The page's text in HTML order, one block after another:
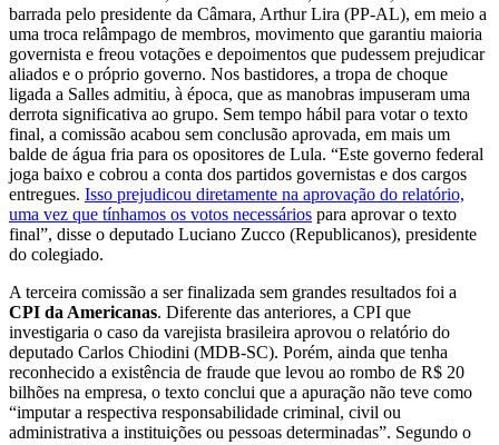
barrada pelo presidente da Câmara, Arthur Lira (PP-AL), em meio a
uma troca relâmpago de membros, movimento que garantiu maioria
governista e freou votações e depoimentos que pudessem prejudicar
aliados e o próprio governo. Nos bastidores, a tropa de choque
ligada a Salles admitiu, à época, que as manobras impuseram uma
derrota significativa ao grupo. Sem tempo hábil para votar o texto
final, a comissão acabou sem conclusão aprovada, em mais um
balde de água fria para os opositores de Lula. “Este governo federal
joga baixo e cobrou a conta dos partidos governistas e dos cargos
entregues. Isso prejudicou diretamente na aprovação do relatório,
uma vez que tínhamos os votos necessários para aprovar o texto
final”, disse o deputado Luciano Zucco (Republicanos), presidente
do colegiado.
A terceira comissão a ser finalizada sem grandes resultados foi a
CPI da Americanas. Diferente das anteriores, a CPI que
investigaria o caso da varejista brasileira aprovou o relatório do
deputado Carlos Chiodini (MDB-SC). Porém, ainda que tenha
reconhecido a existência de fraude que levou ao rombo de R$ 20
bilhões na empresa, o texto conclui que a apuração não teve como
“imputar a respectiva responsabilidade criminal, civil ou
administrativa a instituições ou pessoas determinadas”. Segundo o